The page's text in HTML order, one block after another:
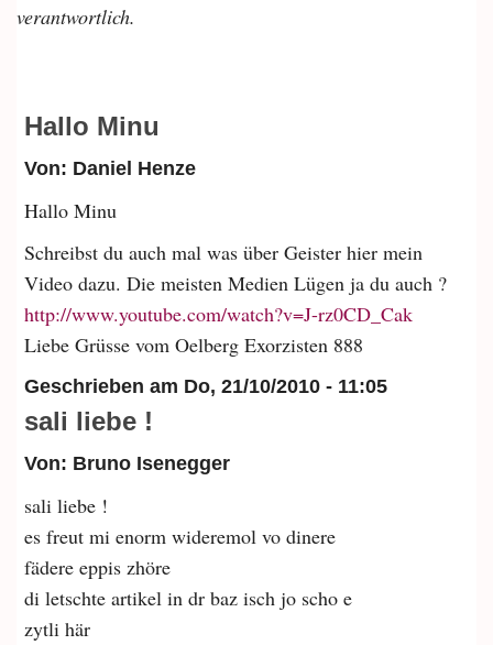
verantwortlich.
Hallo Minu
Von: Daniel Henze
Hallo Minu
Schreibst du auch mal was über Geister hier mein
Video dazu. Die meisten Medien Lügen ja du auch ?
http://www.youtube.com/watch?v=J-rz0CD_Cak
Liebe Grüsse vom Oelberg Exorzisten 888
Geschrieben am Do, 21/10/2010 - 11:05
sali liebe !
Von: Bruno Isenegger
sali liebe !
es freut mi enorm wideremol vo dinere
fädere eppis zhöre
di letschte artikel in dr baz isch jo scho e
zytli här